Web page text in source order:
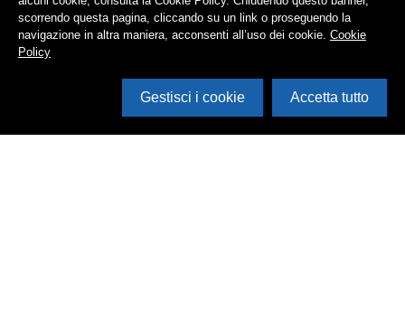
scorrendo questa pagina, cliccando su un link o proseguendo la
navigazione in altra maniera, acconsenti all’uso dei cookie. Cookie
Policy
Gestisci i cookie Accetta tutto